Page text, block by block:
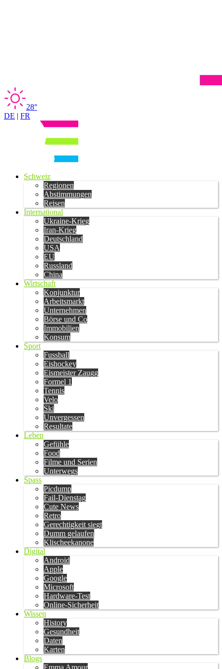
28°
DE | FR
Schweiz
Regionen
Abstimmungen
Reisen
International
Ukraine-Krieg
Iran-Krieg
Deutschland
USA
EU
Russland
China
Wirtschaft
Konjunktur
Arbeitsmarkt
Unternehmen
Börse und Co
Immobilien
Konsum
Sport
Fussball
Eishockey
Eismeister Zaugg
Formel 1
Tennis
Velo
Ski
Unvergessen
Resultate
Leben
Gefühle
Food
Filme und Serien
Unterwegs
Spass
Picdump
Fail-Dienstag
Cute News
Retro
Gerechtigkeit siegt
Dumm gelaufen
Klischeekanone
Digital
Android
Apple
Google
Microsoft
Hardware-Test
Online-Sicherheit
Wissen
History
Gesundheit
Daten
Karten
Blogs
Emma Amour